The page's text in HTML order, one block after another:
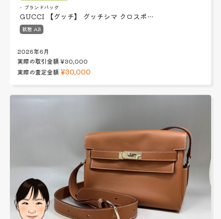
ブランドバッグ
GUCCI 【グッチ】 グッチシマ クロスボ…
状態 AB
2026年6月
実際の取引金額¥30,000
実際の査定金額 ¥30,000